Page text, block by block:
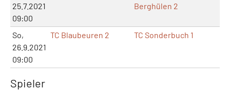
25.7.2021
09:00
Berghülen 2
So,
26.9.2021
09:00
TC Blaubeuren 2 TC Sonderbuch 1
Spieler